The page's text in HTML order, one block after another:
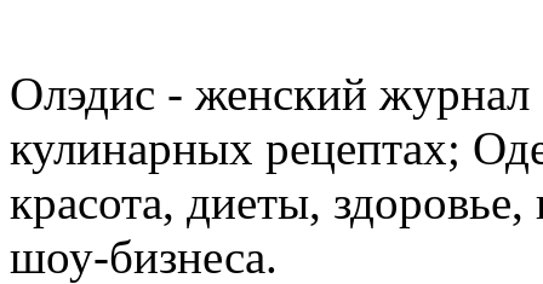
Олэдис - женский журнал
кулинарных рецептах;
красота, диеты,
шоу-бизнеса.